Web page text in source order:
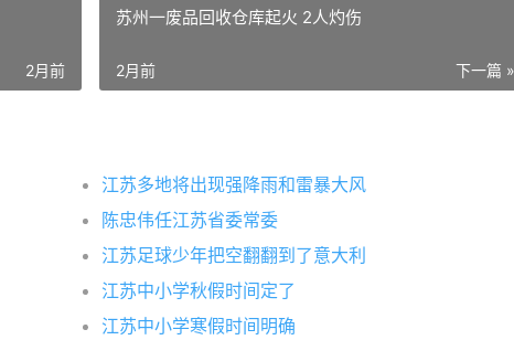
2月前
苏州一废品回收仓库起火 2人灼伤
下一篇 »
2月前
江苏多地将出现强降雨和雷暴大风
陈忠伟任江苏省委常委
江苏足球少年把空翻翻到了意大利
江苏中小学秋假时间定了
江苏中小学寒假时间明确